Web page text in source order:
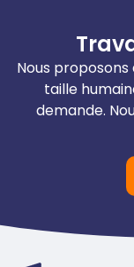
Nous
taille
demande.